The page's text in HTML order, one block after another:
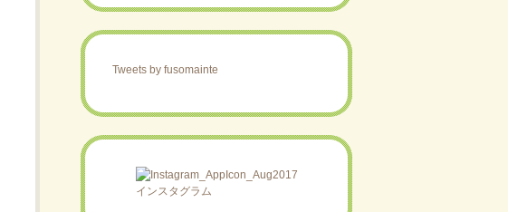
Tweets by fusomainte
インスタグラム